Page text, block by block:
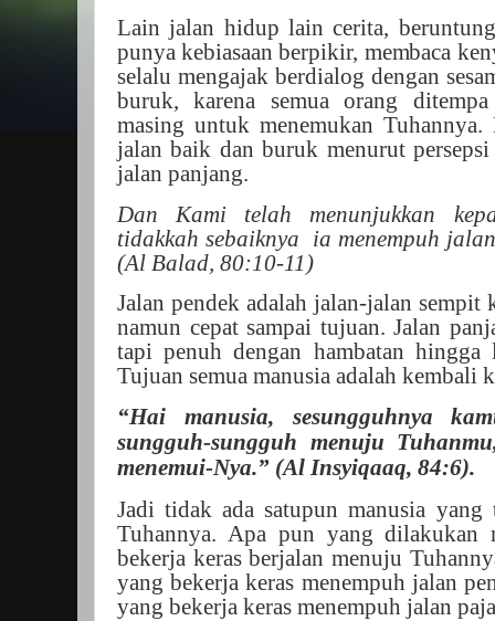
Lain jalan hidup lain cerita,
punya kebiasaan berpikir, membaca
selalu mengajak berdialog dengan
buruk, karena semua orang
masing untuk menemukan
jalan baik dan buruk menurut
jalan panjang.
Dan Kami telah menunjukkan
tidakkah sebaiknya
ia menempuh
(Al Balad, 80:10-11)
Jalan pendek adalah jalan-jalan sempit
namun cepat sampai tujuan. Jalan
tapi penuh dengan hambatan
Tujuan semua manusia adalah kembali
“Hai manusia, sesungguhnya
sungguh-sungguh menuju
menemui-Nya.” (Al Insyiqaaq, 84:6).
Jadi tidak ada satupun manusia
Tuhannya. Apa pun yang dilakukan
bekerja keras berjalan menuju
yang bekerja keras menempuh jalan
yang bekerja keras menempuh jalan